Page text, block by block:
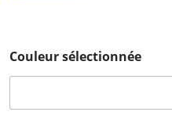
Couleur sélectionnée